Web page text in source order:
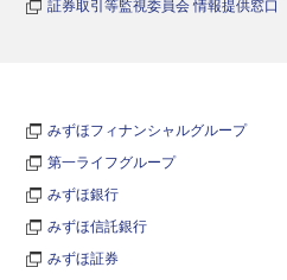
証券取引等監視委員会 情報提供窓口
みずほフィナンシャルグループ
第一ライフグループ
みずほ銀行
みずほ信託銀行
みずほ証券